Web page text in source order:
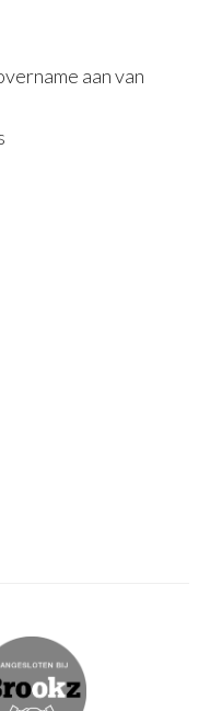
aan van